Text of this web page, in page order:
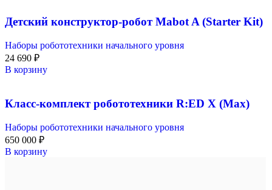
Детский конструктор-робот Mabot A (Starter Kit)
Наборы робототехники начального уровня
24 690 ₽
В корзину
Класс-комплект робототехники R:ED X (Max)
Наборы робототехники начального уровня
650 000 ₽
В корзину